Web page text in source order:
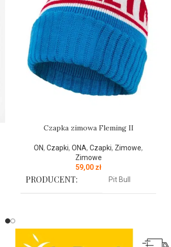
Czapka zimowa Fleming II
ON,Czapki,ONA,Czapki, Zimowe,
Zimowe
59,00 zł
PRODUCENT: Pit Bull
Czapka zimowa z najnowszej kolekcji